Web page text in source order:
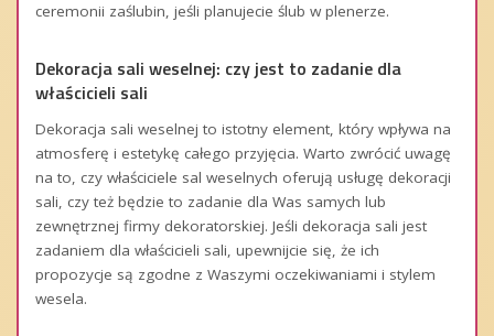
ceremonii zaślubin, jeśli planujecie ślub w plenerze.
Dekoracja sali weselnej: czy jest to zadanie dla
właścicieli sali
Dekoracja sali weselnej to istotny element, który wpływa na
atmosferę i estetykę całego przyjęcia. Warto zwrócić uwagę
na to, czy właściciele sal weselnych oferują usługę dekoracji
sali, czy też będzie to zadanie dla Was samych lub
zewnętrznej firmy dekoratorskiej. Jeśli dekoracja sali jest
zadaniem dla właścicieli sali, upewnijcie się, że ich
propozycje są zgodne z Waszymi oczekiwaniami i stylem
wesela.